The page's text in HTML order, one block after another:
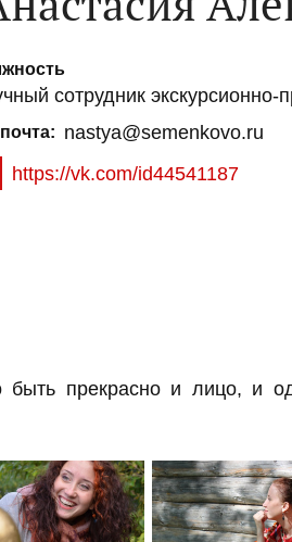
сотрудник экскурсионно-
nastya@semenkovo.ru
https://vk.com/id44541187
быть прекрасно и лицо, и